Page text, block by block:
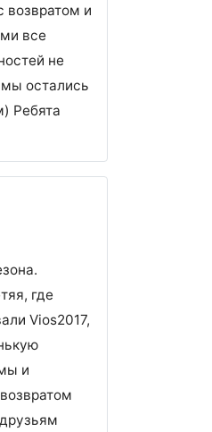
возвратом и
все
не
остались
Ребята
где
Vios2017,
и